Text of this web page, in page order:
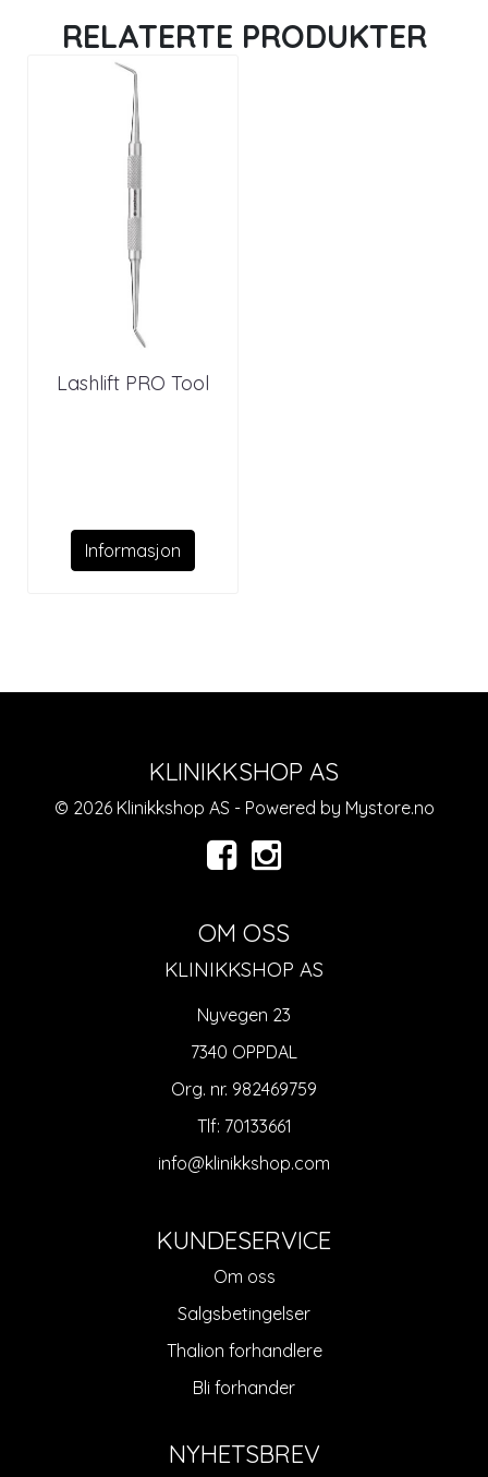
RELATERTE PRODUKTER
Lashlift PRO Tool
Informasjon
KLINIKKSHOP AS
© 2026 Klinikkshop AS - Powered by Mystore.no
OM OSS
KLINIKKSHOP AS
Nyvegen 23
7340 OPPDAL
Org. nr. 982469759
Tlf: 70133661
info@klinikkshop.com
KUNDESERVICE
Om oss
Salgsbetingelser
Thalion forhandlere
Bli forhander
NYHETSBREV